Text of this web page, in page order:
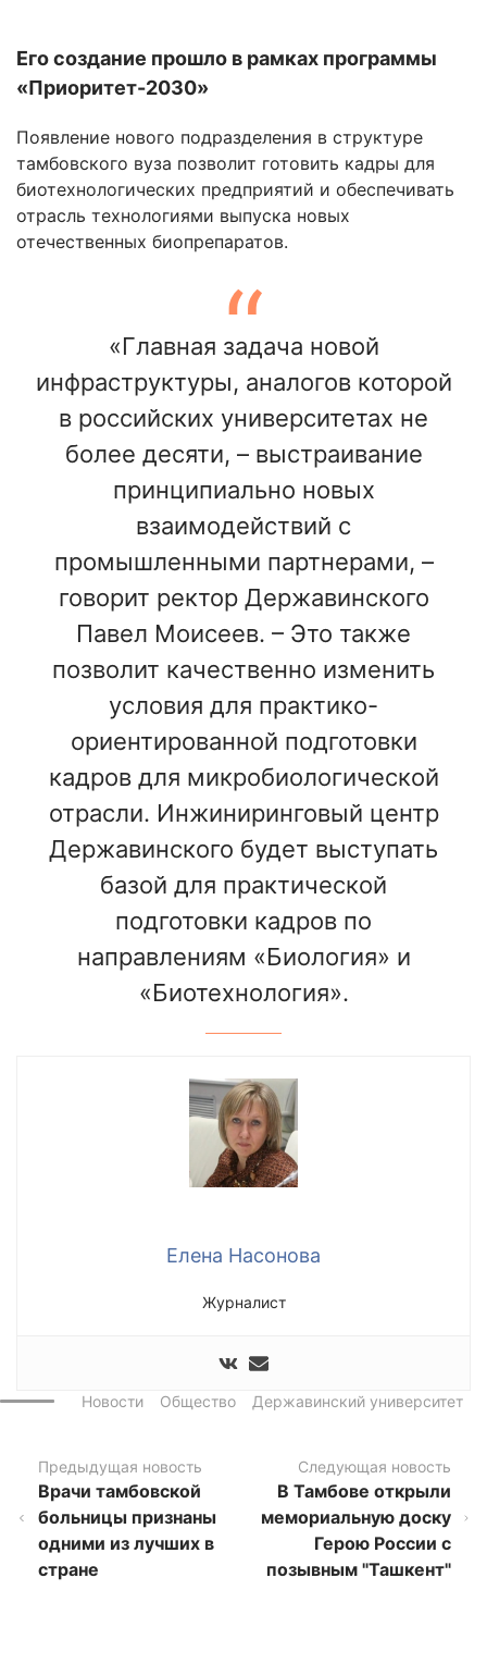
Его создание прошло в рамках программы
«Приоритет-2030»
Появление нового подразделения в структуре
тамбовского вуза позволит готовить кадры для
биотехнологических предприятий и обеспечивать
отрасль технологиями выпуска новых
отечественных биопрепаратов.
«Главная задача новой
инфраструктуры, аналогов которой
в российских университетах не
более десяти, – выстраивание
принципиально новых
взаимодействий с
промышленными партнерами, –
говорит ректор Державинского
Павел Моисеев. – Это также
позволит качественно изменить
условия для практико-
ориентированной подготовки
кадров для микробиологической
отрасли. Инжиниринговый центр
Державинского будет выступать
базой для практической
подготовки кадров по
направлениям «Биология» и
«Биотехнология».
Елена Насонова
Журналист
Новости Общество Державинский университет
Предыдущая новость
Врачи тамбовской
больницы признаны
одними из лучших в
стране
Следующая новость
В Тамбове открыли
мемориальную доску
Герою России с
позывным "Ташкент"